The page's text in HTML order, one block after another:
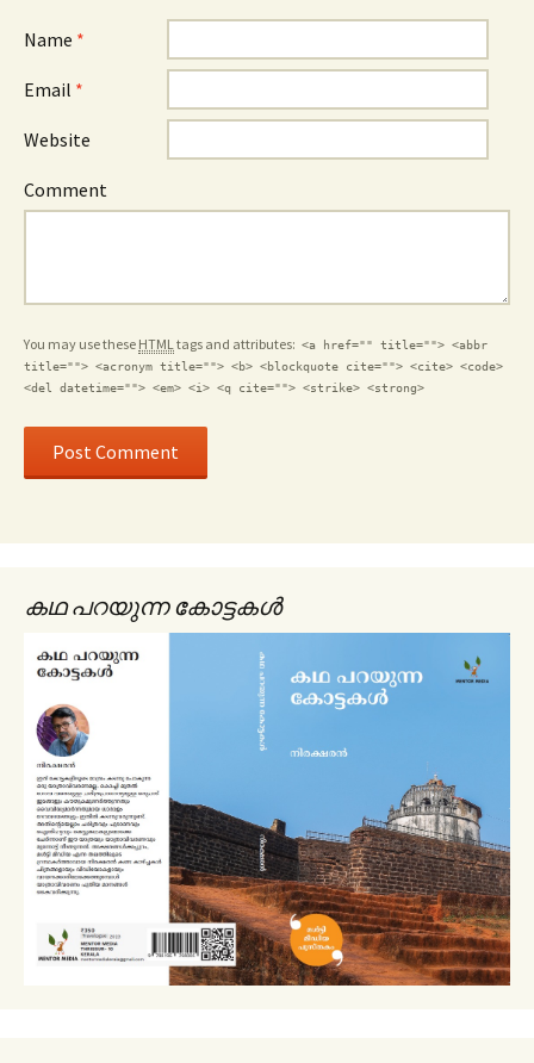
Name *
Email *
Website
Comment
You may use these HTML tags and attributes: <a href="" title=""> <abbr
title=""> <acronym title=""> <b> <blockquote cite=""> <cite> <code>
<del datetime=""> <em> <i> <q cite=""> <strike> <strong>
കഥ പറയുന്ന കോട്ടകൾ